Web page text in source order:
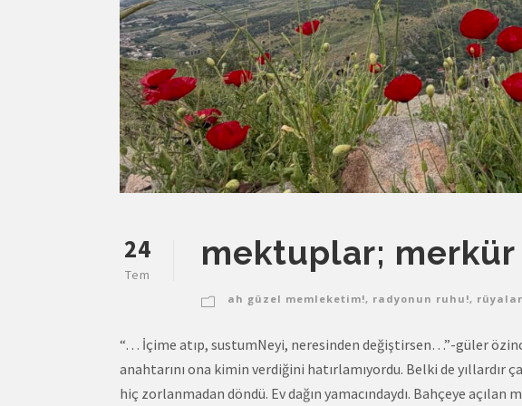
24
Tem
mektuplar;
ah güzel memleketim!, radyonun ruhu!,
“… İçime atıp, sustumNeyi, neresinden değiştirsen…”-güler
anahtarını ona kimin verdiğini hatırlamıyordu. Belki de yıllardır
hiç zorlanmadan döndü. Ev dağın yamacındaydı. Bahçeye açılan